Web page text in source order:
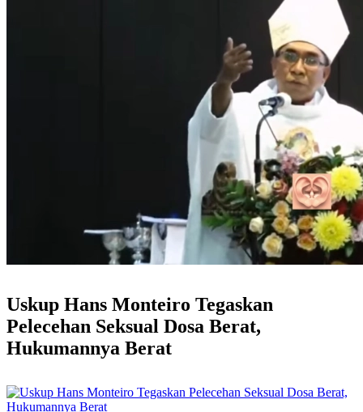
Uskup Hans Monteiro Tegaskan
Pelecehan Seksual Dosa Berat,
Hukumannya Berat